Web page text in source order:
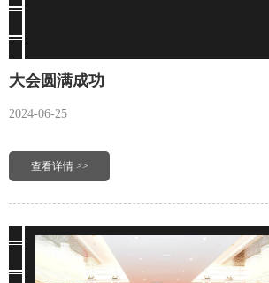
大会圆满成功
2024-06-25
查看详情 >>